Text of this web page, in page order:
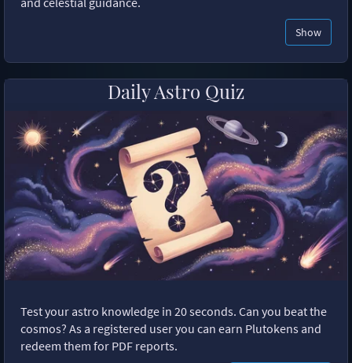
Show
Daily Astro Quiz
Test your astro knowledge in 20 seconds. Can you beat the
cosmos? As a registered user you can earn Plutokens and
redeem them for PDF reports.